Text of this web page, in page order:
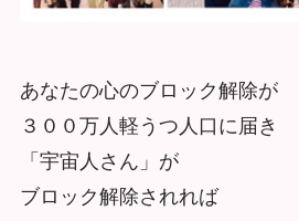
あなたの心のブロック解除が
３００万人軽うつ人口に届き
「宇宙人さん」が
ブロック解除されれば